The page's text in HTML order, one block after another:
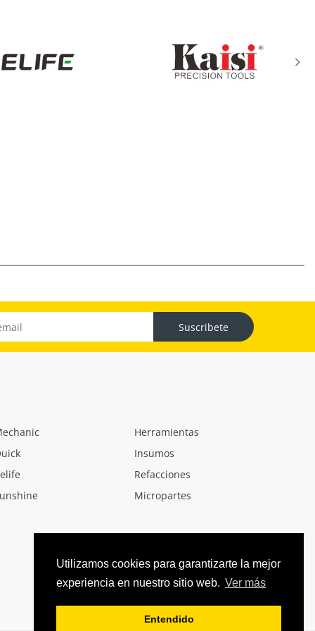
Utilizamos cookies para garantizarte la mejor
experiencia en nuestro sitio web. Ver más
Entendido
Suscribete
Herramientas
Insumos
Refacciones
Micropartes